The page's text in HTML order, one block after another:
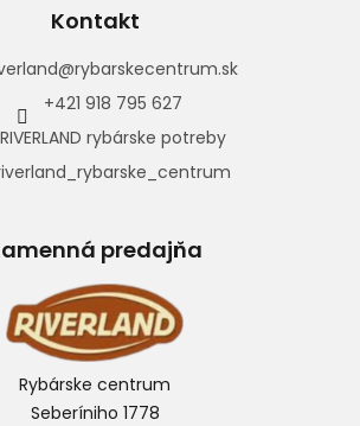
Kontakt
@rybarskecentrum.sk
+421 918 795 627
RIVERLAND rybárske potreby
predajňa
Rybárske centrum
Seberíniho 1778